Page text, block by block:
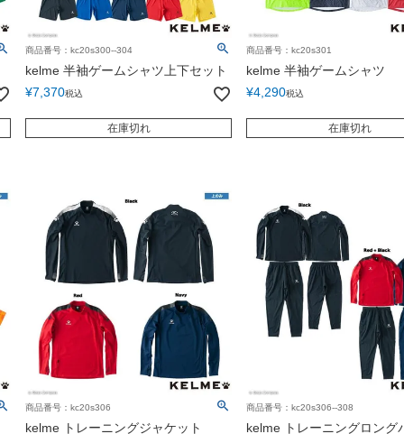
商品番号：kc20s300--304
kelme 半袖ゲームシャツ上下セット
¥7,370税込
在庫切れ
商品番号：kc20s301
kelme 半袖ゲームシャツ
¥4,290税込
在庫切れ
商品番号：kc20s306
kelme トレーニングジャケット
商品番号：kc20s306--308
kelme トレーニングロング